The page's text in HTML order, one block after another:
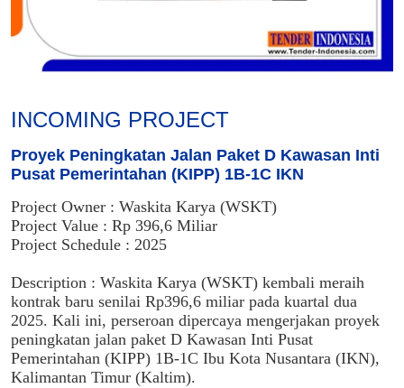
INCOMING PROJECT
Proyek Peningkatan Jalan Paket D Kawasan Inti
Pusat Pemerintahan (KIPP) 1B-1C IKN
Project Owner : Waskita Karya (WSKT)
Project Value : Rp 396,6 Miliar
Project Schedule : 2025
Description : Waskita Karya (WSKT) kembali meraih
kontrak baru senilai Rp396,6 miliar pada kuartal dua
2025. Kali ini, perseroan dipercaya mengerjakan proyek
peningkatan jalan paket D Kawasan Inti Pusat
Pemerintahan (KIPP) 1B-1C Ibu Kota Nusantara (IKN),
Kalimantan Timur (Kaltim).